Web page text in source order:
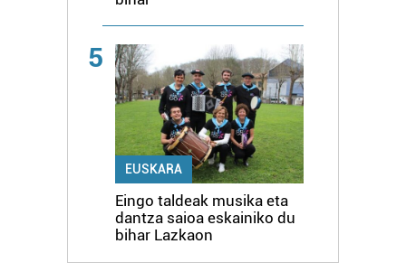
5
EUSKARA
Eingo taldeak musika eta
dantza saioa eskainiko du
bihar Lazkaon